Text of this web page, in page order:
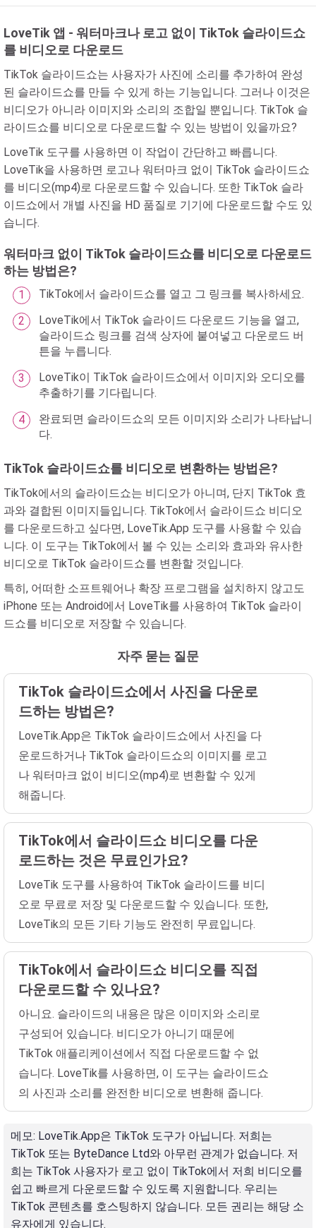
LoveTik 앱 - 워터마크나 로고 없이 TikTok 슬라이드쇼
를 비디오로 다운로드
TikTok 슬라이드쇼는 사용자가 사진에 소리를 추가하여 완성
된 슬라이드쇼를 만들 수 있게 하는 기능입니다. 그러나 이것은
비디오가 아니라 이미지와 소리의 조합일 뿐입니다. TikTok 슬
라이드쇼를 비디오로 다운로드할 수 있는 방법이 있을까요?
LoveTik 도구를 사용하면 이 작업이 간단하고 빠릅니다.
LoveTik을 사용하면 로고나 워터마크 없이 TikTok 슬라이드쇼
를 비디오(mp4)로 다운로드할 수 있습니다. 또한 TikTok 슬라
이드쇼에서 개별 사진을 HD 품질로 기기에 다운로드할 수도 있
습니다.
워터마크 없이 TikTok 슬라이드쇼를 비디오로 다운로드
하는 방법은?
TikTok에서 슬라이드쇼를 열고 그 링크를 복사하세요.
LoveTik에서 TikTok 슬라이드 다운로드 기능을 열고,
슬라이드쇼 링크를 검색 상자에 붙여넣고 다운로드 버
튼을 누릅니다.
LoveTik이 TikTok 슬라이드쇼에서 이미지와 오디오를
추출하기를 기다립니다.
완료되면 슬라이드쇼의 모든 이미지와 소리가 나타납니
다.
TikTok 슬라이드쇼를 비디오로 변환하는 방법은?
TikTok에서의 슬라이드쇼는 비디오가 아니며, 단지 TikTok 효
과와 결합된 이미지들입니다. TikTok에서 슬라이드쇼 비디오
를 다운로드하고 싶다면, LoveTik.App 도구를 사용할 수 있습
니다. 이 도구는 TikTok에서 볼 수 있는 소리와 효과와 유사한
비디오로 TikTok 슬라이드쇼를 변환할 것입니다.
특히, 어떠한 소프트웨어나 확장 프로그램을 설치하지 않고도
iPhone 또는 Android에서 LoveTik를 사용하여 TikTok 슬라이
드쇼를 비디오로 저장할 수 있습니다.
자주 묻는 질문
TikTok 슬라이드쇼에서 사진을 다운로
드하는 방법은?
LoveTik.App은 TikTok 슬라이드쇼에서 사진을 다
운로드하거나 TikTok 슬라이드쇼의 이미지를 로고
나 워터마크 없이 비디오(mp4)로 변환할 수 있게
해줍니다.
TikTok에서 슬라이드쇼 비디오를 다운
로드하는 것은 무료인가요?
LoveTik 도구를 사용하여 TikTok 슬라이드를 비디
오로 무료로 저장 및 다운로드할 수 있습니다. 또한,
LoveTik의 모든 기타 기능도 완전히 무료입니다.
TikTok에서 슬라이드쇼 비디오를 직접
다운로드할 수 있나요?
아니요. 슬라이드의 내용은 많은 이미지와 소리로
구성되어 있습니다. 비디오가 아니기 때문에
TikTok 애플리케이션에서 직접 다운로드할 수 없
습니다. LoveTik를 사용하면, 이 도구는 슬라이드쇼
의 사진과 소리를 완전한 비디오로 변환해 줍니다.
메모: LoveTik.App은 TikTok 도구가 아닙니다. 저희는
TikTok 또는 ByteDance Ltd와 아무런 관계가 없습니다. 저
희는 TikTok 사용자가 로고 없이 TikTok에서 저희 비디오를
쉽고 빠르게 다운로드할 수 있도록 지원합니다. 우리는
TikTok 콘텐츠를 호스팅하지 않습니다. 모든 권리는 해당 소
유자에게 있습니다.